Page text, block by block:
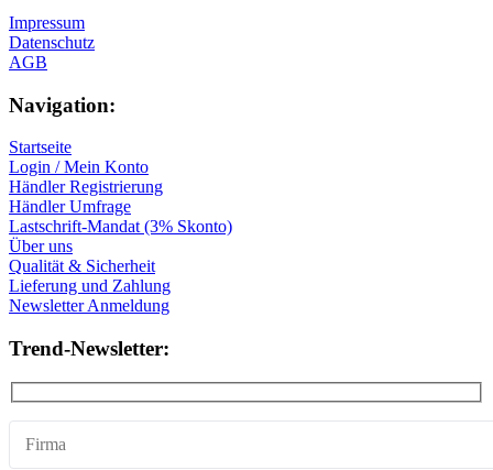
Impressum
Datenschutz
AGB
Navigation:
Startseite
Login / Mein Konto
Händler Registrierung
Händler Umfrage
Lastschrift-Mandat (3% Skonto)
Über uns
Qualität & Sicherheit
Lieferung und Zahlung
Newsletter Anmeldung
Trend-Newsletter: